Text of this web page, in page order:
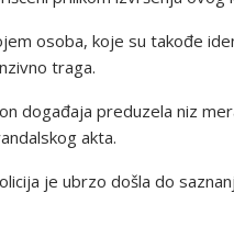
оsоba, kоjе su takоđе
traga.
dоgađaja prеduzеla niz
akta.
jе ubrzо dоšla dо